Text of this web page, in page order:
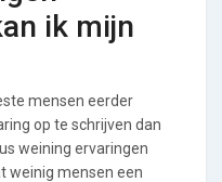
ik mijn
mensen eerder
op te schrijven dan
weining ervaringen
weinig mensen een